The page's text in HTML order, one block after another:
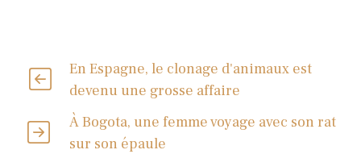
En Espagne, le clonage d'animaux est
devenu une grosse affaire
À Bogota, une femme voyage avec son rat
sur son épaule